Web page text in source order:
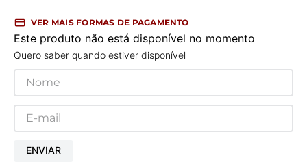
VER MAIS FORMAS DE PAGAMENTO
Este produto não está disponível no momento
Quero saber quando estiver disponível
ENVIAR